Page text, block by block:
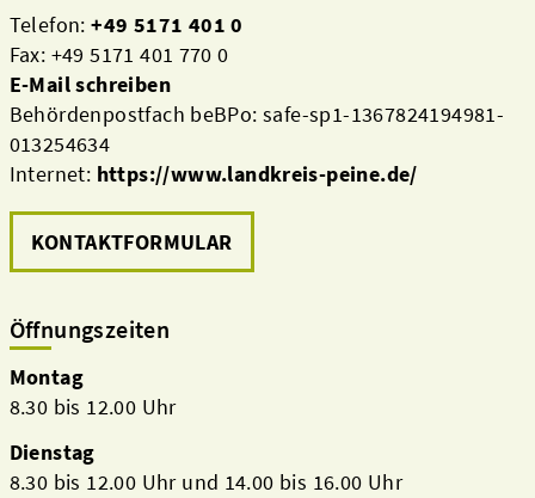
Telefon:+49 5171 401 0
Fax: +49 5171 401 770 0
E-Mail schreiben
Behördenpostfach beBPo: safe-sp1-1367824194981-
013254634
Internet: https://www.landkreis-peine.de/
KONTAKTFORMULAR
Öffnungszeiten
Montag
8.30 bis 12.00 Uhr
Dienstag
8.30 bis 12.00 Uhr und 14.00 bis 16.00 Uhr